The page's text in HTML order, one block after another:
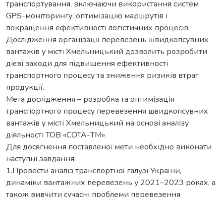
транспортування, включаючи використання систем
GPS-моніторингу, оптимізацію маршрутів і
покращення ефективності логістичних процесів.
Дослідження організації перевезень швидкопсувних
вантажів у місті Хмельницький дозволить розробити
дієві заходи для підвищення ефективності
транспортного процесу та зниження ризиків втрат
продукції.
Мета дослідження – розробка та оптимізація
транспортного процесу перевезення швидкопсувних
вантажів у місті Хмельницький на основі аналізу
діяльності ТОВ «СОТА-ТМ».
Для досягнення поставленої мети необхідно виконати
наступні завдання:
1.Провести аналіз транспортної галузі України,
динаміки вантажних перевезень у 2021–2023 роках, а
також вивчити сучасні проблеми перевезення